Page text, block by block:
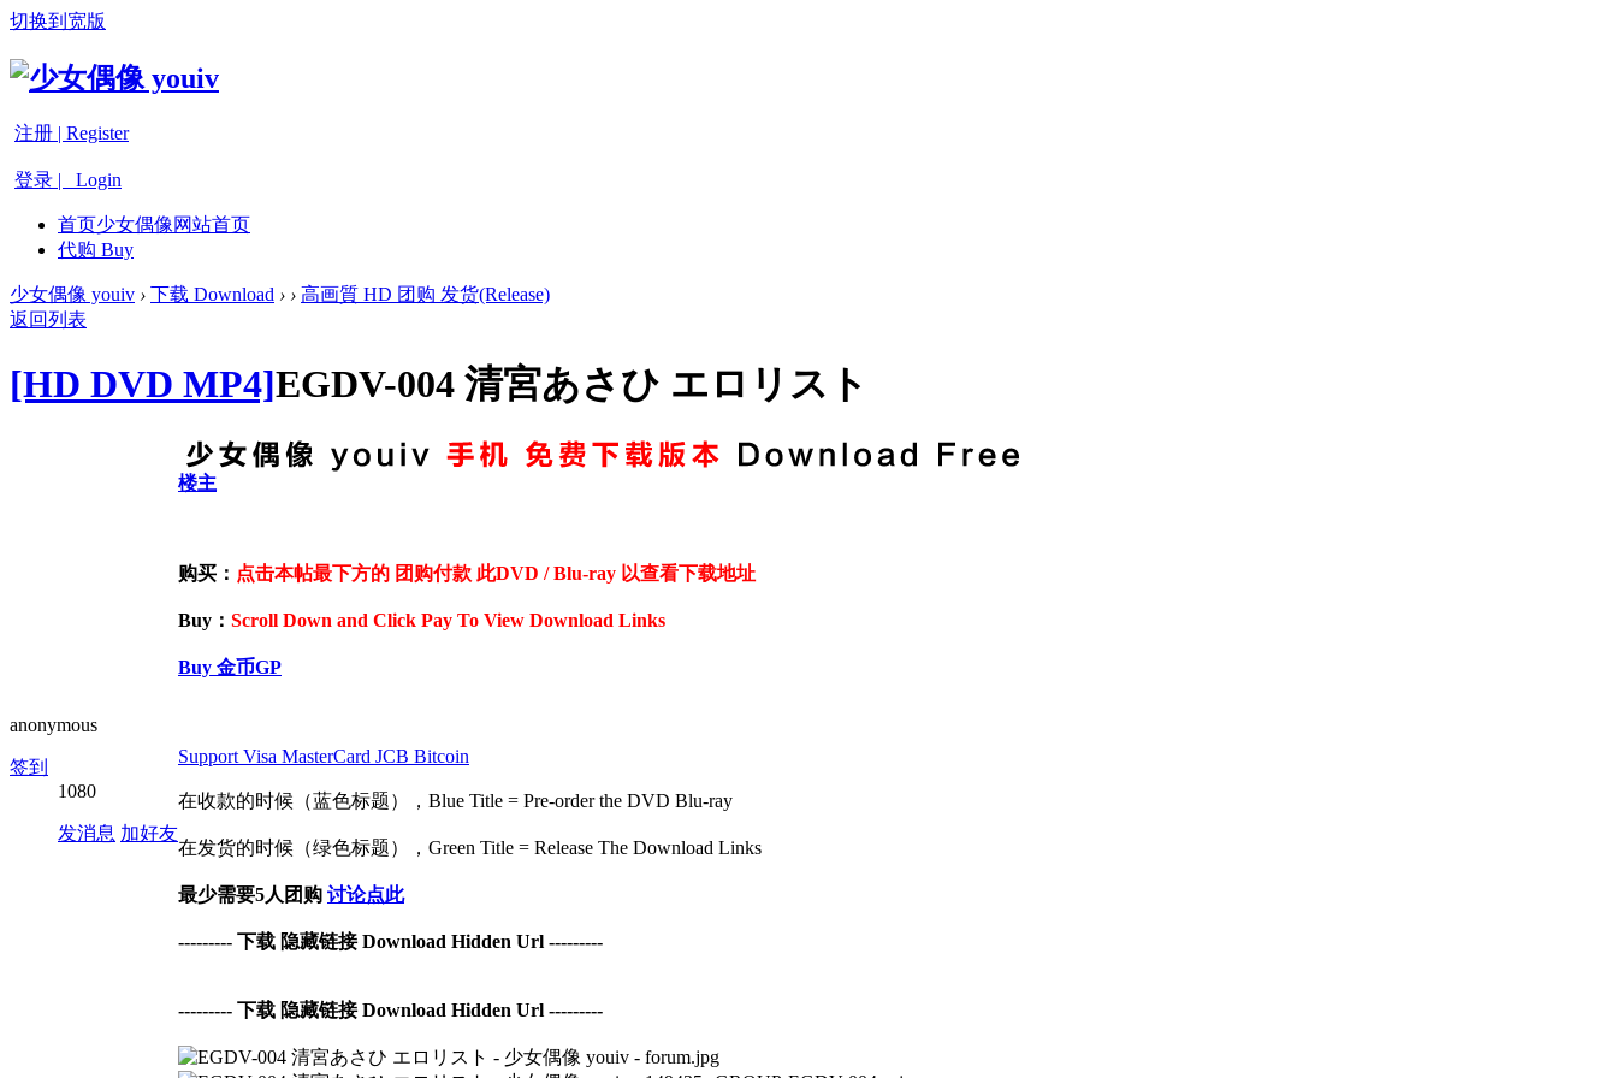
切换到宽版
注册 | Register
登录 | Login
首页少女偶像网站首页
代购 Buy
少女偶像 youiv › 下载 Download › › 高画質 HD 团购 发货(Release)
返回列表
[HD DVD MP4]EGDV-004 清宮あさひ エロリスト
anonymous
签到
1080
发消息 加好友
楼主
购买： 点击本帖最下方的 团购付款 此DVD / Blu-ray 以查看下载地址
Buy： Scroll Down and Click Pay To View Download Links
Buy 金币GP
Support Visa MasterCard JCB Bitcoin
在收款的时候（蓝色标题），Blue Title = Pre-order the DVD Blu-ray
在发货的时候（绿色标题），Green Title = Release The Download Links
最少需要5人团购 讨论点此
--------- 下载 隐藏链接 Download Hidden Url ---------
--------- 下载 隐藏链接 Download Hidden Url ---------